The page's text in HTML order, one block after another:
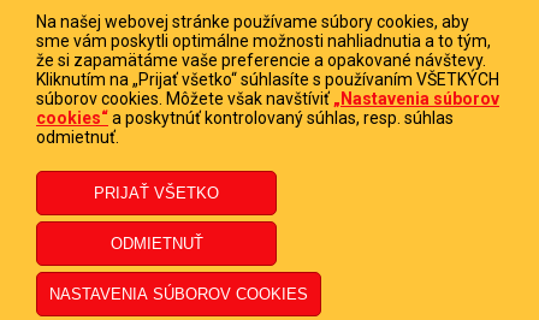
Odstúpenie od zmluvy
Poučenie o odstúpení od zmluvy
FIRMA
PAPYRUS POPRAD, s.r.o.
DIČ 2020513880
IČ DPH SK2020513880
© 2023 PAPYRUS POPRAD s.r.o., Všetky práva vyhradené.
Na našej webovej stránke používame súbory cookies, aby
sme vám poskytli optimálne možnosti nahliadnutia a to tým,
že si zapamätáme vaše preferencie a opakované návštevy.
Kliknutím na „Prijať všetko“ súhlasíte s používaním VŠETKÝCH
súborov cookies. Môžete však navštíviť „Nastavenia súborov
cookies“a poskytnúť kontrolovaný súhlas, resp. súhlas
odmietnuť.